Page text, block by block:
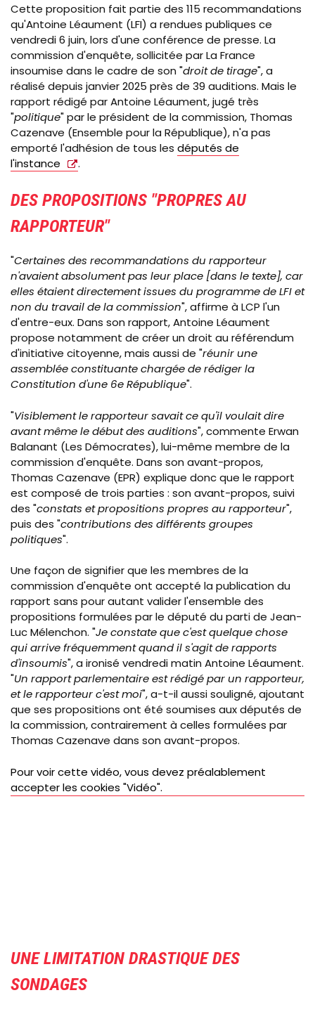
Cette proposition fait partie des 115 recommandations
qu'Antoine Léaument (LFI) a rendues publiques ce
vendredi 6 juin, lors d'une conférence de presse. La
commission d'enquête, sollicitée par La France
insoumise dans le cadre de son "droit de tirage", a
réalisé depuis janvier 2025 près de 39 auditions. Mais le
rapport rédigé par Antoine Léaument, jugé très
"politique" par le président de la commission, Thomas
Cazenave (Ensemble pour la République), n'a pas
emporté l'adhésion de tous les députés de
l'instance
.
DES PROPOSITIONS "PROPRES AU
RAPPORTEUR"
"Certaines des recommandations du rapporteur
n'avaient absolument pas leur place [dans le texte], car
elles étaient directement issues du programme de LFI et
non du travail de la commission", affirme à LCP l'un
d'entre-eux. Dans son rapport, Antoine Léaument
propose notamment de créer un droit au référendum
d'initiative citoyenne, mais aussi de "réunir une
assemblée constituante chargée de rédiger la
Constitution d'une 6e République".
"Visiblement le rapporteur savait ce qu'il voulait dire
avantmême le début des auditions", commente Erwan
Balanant (Les Démocrates), lui-même membre de la
commission d'enquête. Dans son avant-propos,
Thomas Cazenave (EPR) explique donc que le rapport
est composé de trois parties : son avant-propos, suivi
des "constats et propositions propres au rapporteur",
puis des "contributions des différents groupes
politiques".
Une façon de signifier que les membres de la
commission d'enquête ont accepté la publication du
rapport sans pour autant valider l'ensemble des
propositions formulées par le député du parti de Jean-
Luc Mélenchon. "Je constate que c'est quelque chose
qui arrive fréquemment quand il s'agit de rapports
d'insoumis", a ironisé vendredi matin Antoine Léaument.
"Un rapport parlementaire est rédigé par un rapporteur,
et le rapporteur c'est moi", a-t-il aussi souligné, ajoutant
que ses propositions ont été soumises aux députés de
la commission, contrairement à celles formulées par
Thomas Cazenave dans son avant-propos.
Pour voir cette vidéo, vous devez préalablement
accepter les cookies "Vidéo".
UNE LIMITATION DRASTIQUE DES
SONDAGES